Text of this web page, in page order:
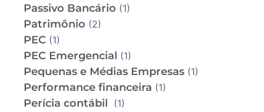
Passivo Bancário (1)
Patrimônio (2)
PEC (1)
PEC Emergencial (1)
Pequenas e Médias Empresas (1)
Performance financeira (1)
Perícia contábil (1)